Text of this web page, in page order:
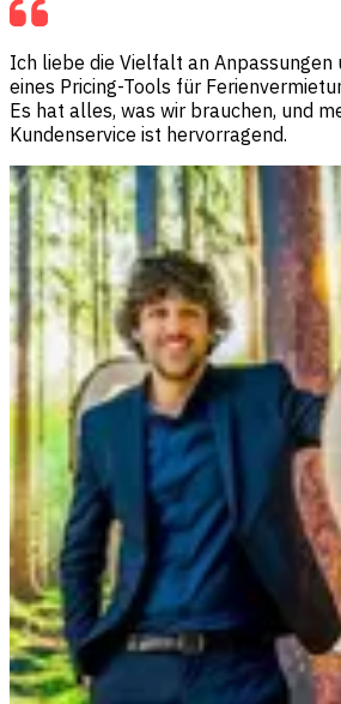
Ich liebe die Vielfalt an Anpassungen
eines Pricing-Tools für
Es hat alles, was wir brauchen, und
Kundenservice ist hervorragend.